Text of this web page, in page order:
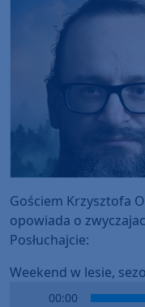
Gościem Krzysztofa
opowiada o
Posłuchajcie:
Weekend w lesie,
00:00